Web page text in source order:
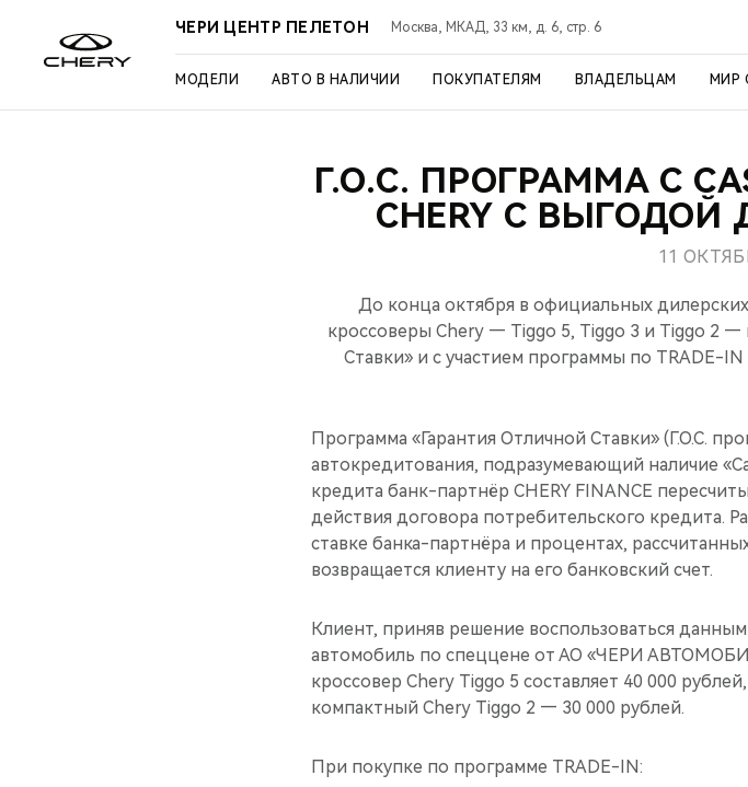
ЧЕРИ ЦЕНТР ПЕЛЕТОН Москва, МКАД, 33 км, д. 6, стр. 6
МОДЕЛИ АВТО В НАЛИЧИИ ПОКУПАТЕЛЯМ ВЛАДЕЛЬЦАМ МИР
Г.О.С. ПРОГРАММА С
CHERY С ВЫГОДОЙ
11
До конца октября в официальных
кроссоверы Chery — Tiggo 5, Tiggo 3 и Tiggo 2
Cтавки» и с участием программы по TRADE-
Программа «Гарантия Отличной Ставки» (Г.О.С.
автокредитования, подразумевающий наличие
кредита банк-партнёр CHERY FINANCE
действия договора потребительского кредита.
ставке банка-партнёра и процентах,
возвращается клиенту на его банковский счет.
Клиент, приняв решение воспользоваться
автомобиль по спеццене от АО «ЧЕРИ
кроссовер Chery Tiggo 5 составляет 40 000
компактный Chery Tiggo 2 — 30 000 рублей.
При покупке по программе TRADE-IN: